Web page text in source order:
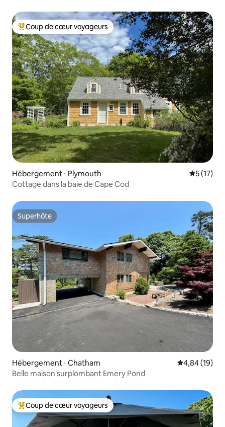
Coups de cœur voyageurs les plus appréciés
Coup de cœur voyageurs
Hébergement ⋅ Plymouth
5 (17)
Cottage dans la baie de Cape Cod
Superhôte
Superhôte
Hébergement ⋅ Chatham Évaluation
4,84 (19)
Belle maison surplombant Emery Pond
Coups de cœur voyageurs les plus appréciés
Coup de cœur voyageurs